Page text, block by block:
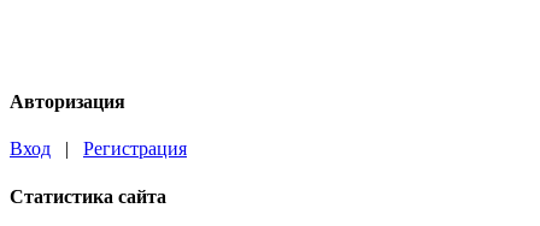
Авторизация
Вход | Регистрация
Статистика сайта